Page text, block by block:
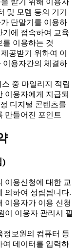
받기 위해 이용자
및 모뎀 등의 기기
단말기를 이용하
기에 접속하여 교육
이용하는 것
공받기 위하여 이
이용자간의 체결하
중 마일리지 적립
이용자에게 지급되
디지털 콘텐츠를
만들어진 포인트
)
용신청에 대한 교
의하여 성립됩니다.
이용자가 이용 신청
이 이용자 관리시 필
정보원의 컴퓨터 등
여 데이터를 입력하